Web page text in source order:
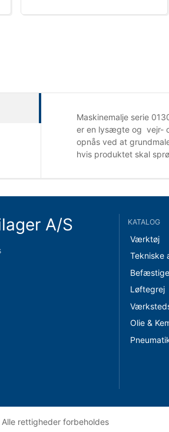
Maskinemalje serie
er en lysægte og vejr-
opnås ved at
hvis produktet skal
A/S KATALOG
Værktøj
Tekniske
Løftegrej
Olie &
rettigheder forbeholdes